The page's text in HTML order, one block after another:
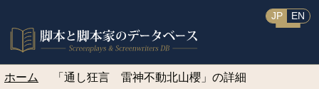
JP EN
ホーム 「通し狂言 雷神不動北山櫻」の詳細